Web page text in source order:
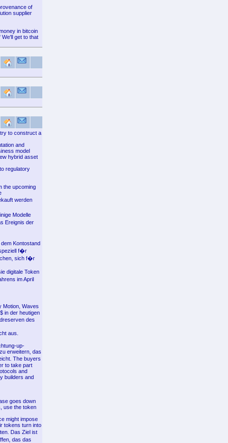
of
supplier
in bitcoin
get to that
to construct a
and
model
hybrid asset
regulatory
the upcoming
werden
Modelle
Ereignis der
Kontostand
f�r
sich f�r
digitale Token
im April
Motion, Waves
in der heutigen
des
aus.
up-
erweitern, das
The buyers
to take part
and
builders and
goes down
use the token
might impose
tokens turn into
Das Ziel ist
das das